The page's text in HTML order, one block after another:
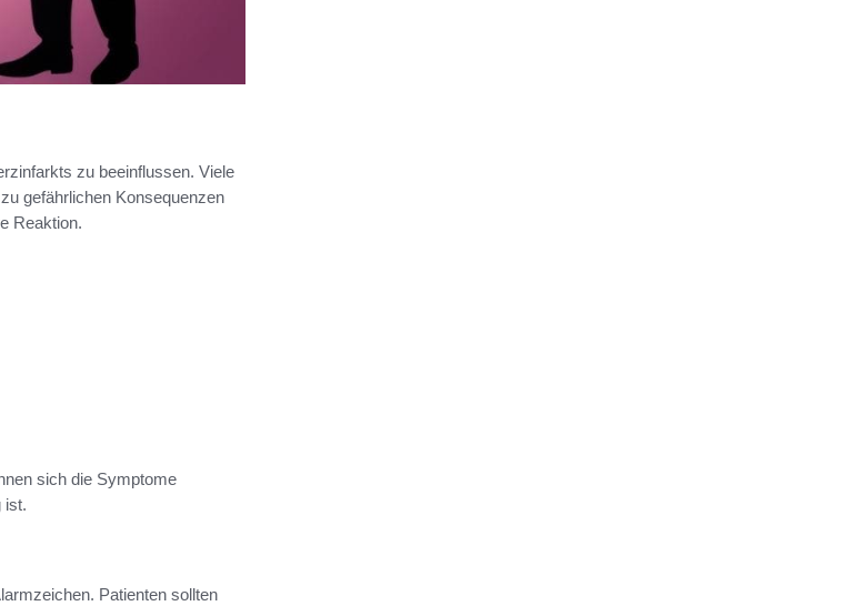
zu beeinflussen. Viele
gefährlichen Konsequenzen
Reaktion.
sich die Symptome
ist.
Patienten sollten